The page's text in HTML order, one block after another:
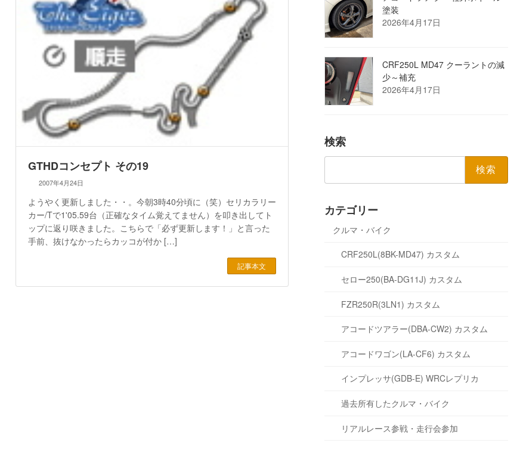
GTHDコンセプト その19
2007年4月24日
ようやく更新しました・・。今朝3時40分頃に（笑）セリカラリー
カー/Tで1'05.59台（正確なタイム覚えてません）を叩き出してト
ップに返り咲きました。こちらで「必ず更新します！」と言った
手前、抜けなかったらカッコが付か […]
記事本文
塗装
2026年4月17日
CRF250L MD47 クーラントの減
少～補充
2026年4月17日
検索
カテゴリー
クルマ・バイク
CRF250L(8BK-MD47) カスタム
セロー250(BA-DG11J) カスタム
FZR250R(3LN1) カスタム
アコードツアラー(DBA-CW2) カスタム
アコードワゴン(LA-CF6) カスタム
インプレッサ(GDB-E) WRCレプリカ
過去所有したクルマ・バイク
リアルレース参戦・走行会参加